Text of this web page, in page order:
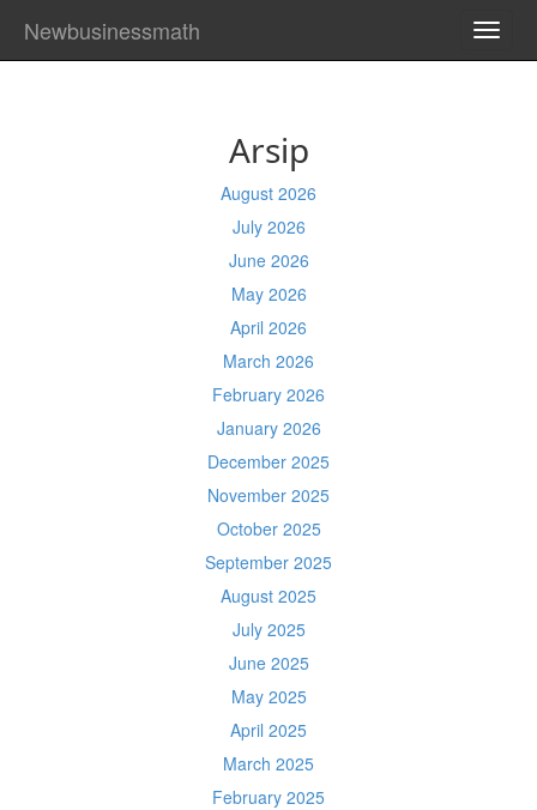
Newbusinessmath
Arsip
August 2026
July 2026
June 2026
May 2026
April 2026
March 2026
February 2026
January 2026
December 2025
November 2025
October 2025
September 2025
August 2025
July 2025
June 2025
May 2025
April 2025
March 2025
February 2025